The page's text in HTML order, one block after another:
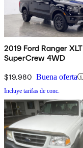
2019 Ford Ranger XLT
SuperCrew 4WD
$19,980 Buena oferta
Incluye tarifas de conc.